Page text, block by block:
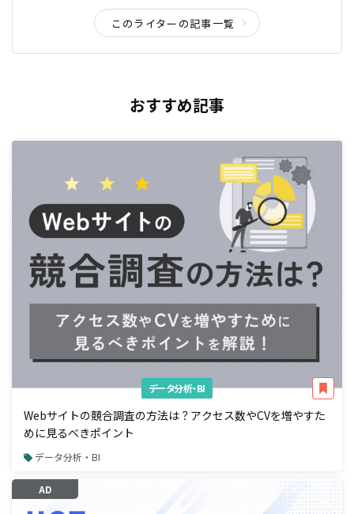
このライターの記事一覧
おすすめ記事
データ分析・BI
Webサイトの競合調査の方法は？アクセス数やCVを増やすた
めに見るべきポイント
データ分析・BI
AD